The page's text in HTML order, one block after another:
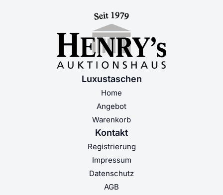
Luxustaschen
Home
Angebot
Warenkorb
Kontakt
Registrierung
Impressum
Datenschutz
AGB